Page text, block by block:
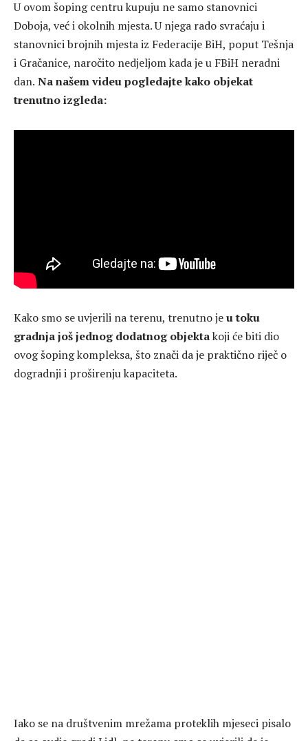
U ovom šoping centru kupuju ne samo stanovnici
Doboja, već i okolnih mjesta. U njega rado svraćaju i
stanovnici brojnih mjesta iz Federacije BiH, poput Tešnja
i Gračanice, naročito nedjeljom kada je u FBiH neradni
dan. Na našem videu pogledajte kako objekat
trenutno izgleda:
Kako smo se uvjerili na terenu, trenutno jeu toku
gradnja još jednog dodatnog objektakoji će biti dio
ovog šoping kompleksa, što znači da je praktično riječ o
dogradnji i proširenju kapaciteta.
Iako se na društvenim mrežama proteklih mjeseci pisalo